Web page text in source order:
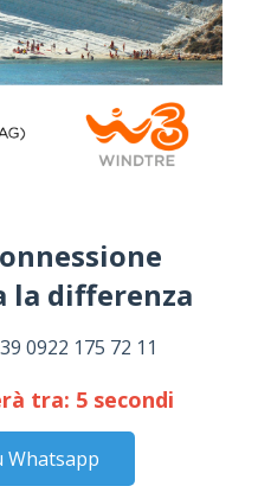
la differenza​
0922 175 72 11
tra: 4 secondi
Whatsapp
2026 – COMUNE DI
del 1° Maggio 2026 in
IN CONCERTO A
DI SAN